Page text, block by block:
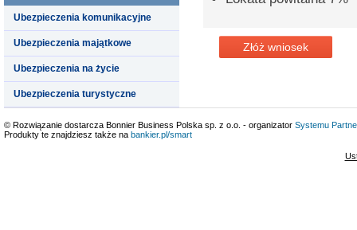
Ubezpieczenia komunikacyjne
Ubezpieczenia majątkowe
Ubezpieczenia na życie
Ubezpieczenia turystyczne
Złóż wniosek
© Rozwiązanie dostarcza Bonnier Business Polska sp. z o.o. - organizator Systemu
Produkty te znajdziesz także na bankier.pl/smart